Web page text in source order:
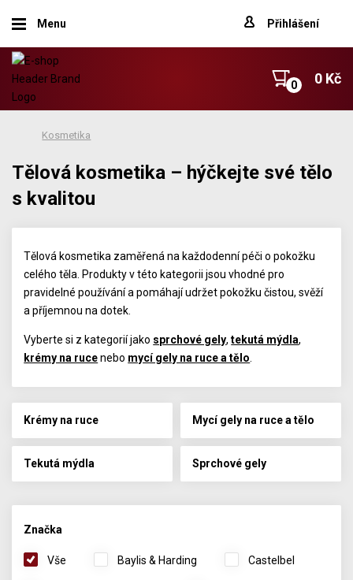
Menu Přihlášení
0 Kč
Kosmetika
Tělová kosmetika – hýčkejte své tělo
s kvalitou
Tělová kosmetika zaměřená na každodenní péči o pokožku
celého těla. Produkty v této kategorii jsou vhodné pro
pravidelné používání a pomáhají udržet pokožku čistou, svěží
a příjemnou na dotek.
Vyberte si z kategorií jako sprchové gely,tekutá mýdla,
krémy na rucenebo mycí gely na ruce a tělo
Krémy na ruce Mycí gely na ruce a tělo
Tekutá mýdla Sprchové gely
Značka
Vše Baylis & Harding Castelbel